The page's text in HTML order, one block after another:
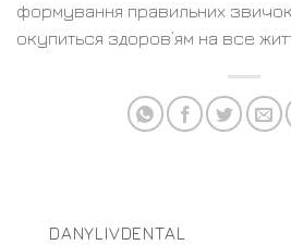
формування правильних звичок
окупиться здоров’ям на все
DANYLIVDENTAL